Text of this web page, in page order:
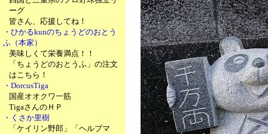
ーグ
皆さん、応援してね！
・ひかるkunのちょうどのおとう
ふ（本家）
美味しくて栄養満点！！
「ちょうどのおとうふ」の注文
はこちら！
・DorcusTiga
国産オオクワ一筋
TigaさんのＨＰ
・くさか里樹
「ケイリン野郎」「ヘルプマ